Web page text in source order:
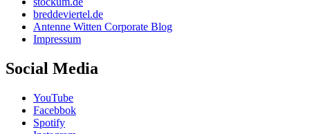
breddeviertel.de
Antenne Witten Corporate Blog
Impressum
Social Media
YouTube
Facebbok
Spotify